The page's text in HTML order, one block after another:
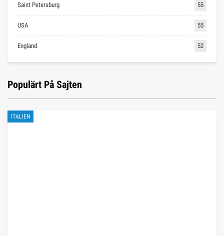
Saint Petersburg 55
USA 55
England 52
Populärt På Sajten
ITALIEN